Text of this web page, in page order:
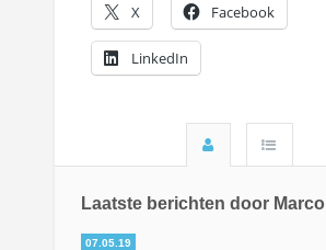
X Facebook
LinkedIn
Laatste berichten door Marco
07.05.19